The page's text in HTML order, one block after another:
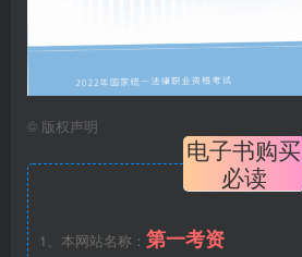
© 版权声明
电子书购买
必读
1、本网站名称： 第一考资